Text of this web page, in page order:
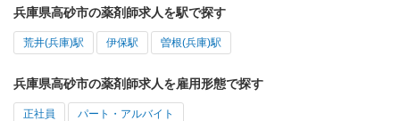
兵庫県高砂市の薬剤師求人を駅で探す
荒井(兵庫)駅 伊保駅 曽根(兵庫)駅
兵庫県高砂市の薬剤師求人を雇用形態で探す
正社員 パート・アルバイト